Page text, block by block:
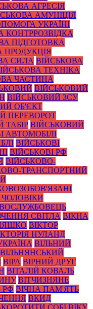
АГРЕСІЯ
АМУНІЦІЯ
УКРАЇНІ
КОНТРРОЗВІДКА
ПІДГОТОВКА
ПРОДУКЦІЯ
СИЛА ВІЙСЬКОВА
ТЕХНІКА
ЧАСТИНА
ВІЙСЬКОВИЙ
ВІЙСЬКОВИЙ ЗСУ
ОБ'ЄКТ
ПЕРЕВОРОТ
ТАБІР ВІЙСЬКОВИЙ
АВТОМОБІЛІ
ВІЙСЬКОВІ
ВІЙСЬКОВІ РФ
ВІЙСЬКОВО-
ТРАНСПОРТНИЙ
СВІТЛА ВІКНА
ВІКТОР
НУЛАНД
ВІЛЬНИЙ
ВІЛЬНЯНСЬКИЙ
ВІРА ВІРНИЙ ДРУГ
ВІТАЛІЙ КОВАЛЬ
ВІТЧИЗНЯНЕ
РФ ВІЧНА ПАМ'ЯТЬ
ВКИД
СОБІ ВІКУ